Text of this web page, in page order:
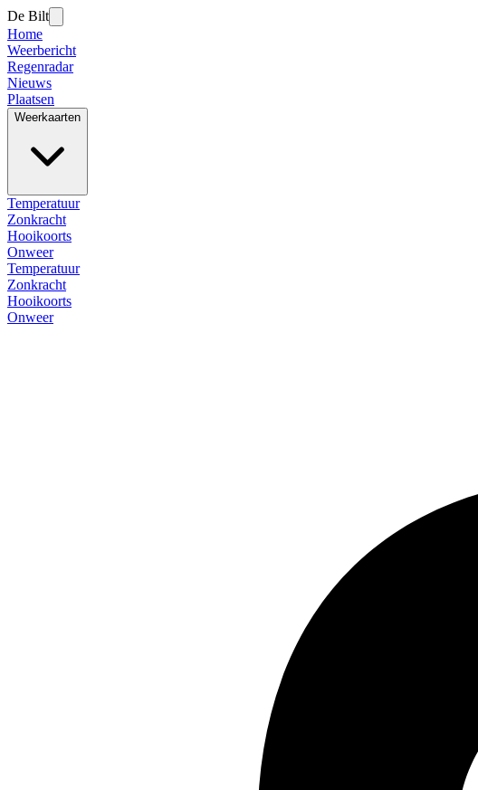
De Bilt
Home
Weerbericht
Regenradar
Nieuws
Plaatsen
Weerkaarten
Temperatuur
Zonkracht
Hooikoorts
Onweer
Temperatuur
Zonkracht
Hooikoorts
Onweer